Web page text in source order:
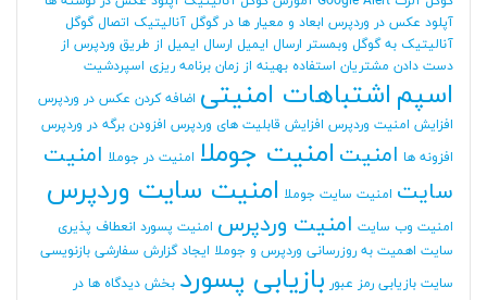
آپلود عکس در وردپرس ابعاد و معیار ها در گوگل آنالیتیک اتصال گوگل
آنالیتیک به گوگل وبمستر ارسال ایمیل ارسال ایمیل از طریق وردپرس از
دست دادن مشتریان استفاده بهینه از زمان برنامه ریزی اسپردشیت
اسپم اشتباهات امنیتی اضافه کردن عکس در وردپرس
افزایش امنیت وردپرس افزایش قابلیت های وردپرس افزودن برگه در وردپرس
افزونه ها امنیت امنیت جوملا امنیت در جوملا امنیت
سایت امنیت سایت جوملا امنیت سایت وردپرس
امنیت وب سایت امنیت وردپرس امنیت پسورد انعطاف پذیری
سایت اهمیت به روزرسانی وردپرس و جوملا ایجاد گزارش سفارشی بازنویسی
سایت بازیابی رمز عبور بازیابی پسورد بخش دیدگاه ها در